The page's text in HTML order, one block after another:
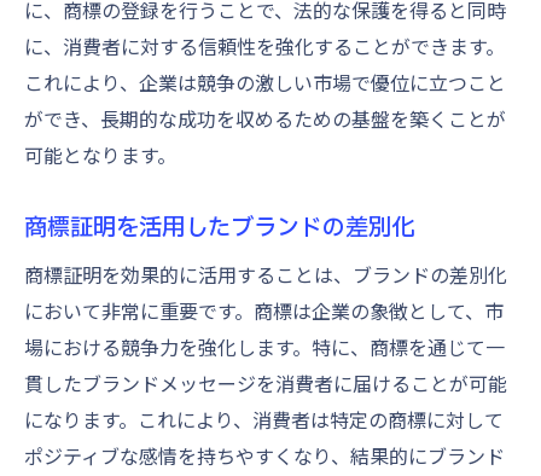
に、商標の登録を行うことで、法的な保護を得ると同時
に、消費者に対する信頼性を強化することができます。
これにより、企業は競争の激しい市場で優位に立つこと
ができ、長期的な成功を収めるための基盤を築くことが
可能となります。
商標証明を活用したブランドの差別化
商標証明を効果的に活用することは、ブランドの差別化
において非常に重要です。商標は企業の象徴として、市
場における競争力を強化します。特に、商標を通じて一
貫したブランドメッセージを消費者に届けることが可能
になります。これにより、消費者は特定の商標に対して
ポジティブな感情を持ちやすくなり、結果的にブランド